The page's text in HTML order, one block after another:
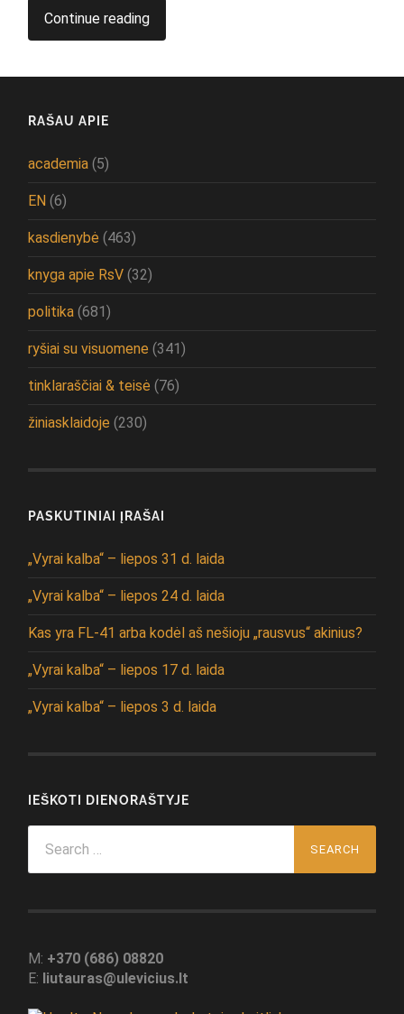
Continue reading
RAŠAU APIE
academia (5)
EN (6)
kasdienybė (463)
knyga apie RsV (32)
politika (681)
ryšiai su visuomene (341)
tinklaraščiai & teisė (76)
žiniasklaidoje (230)
PASKUTINIAI ĮRAŠAI
„Vyrai kalba“ – liepos 31 d. laida
„Vyrai kalba“ – liepos 24 d. laida
Kas yra FL-41 arba kodėl aš nešioju „rausvus“ akinius?
„Vyrai kalba“ – liepos 17 d. laida
„Vyrai kalba“ – liepos 3 d. laida
IEŠKOTI DIENORAŠTYJE
for:
M: +370 (686) 08820
E: liutauras@ulevicius.lt